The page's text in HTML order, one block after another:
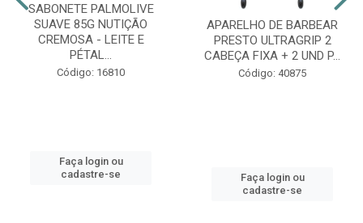
SABONETE PALMOLIVE
SUAVE 85G NUTIÇÃO
CREMOSA - LEITE E
PÉTAL...
Código: 16810
Faça login ou
cadastre-se
APARELHO DE BARBEAR
PRESTO ULTRAGRIP 2
CABEÇA FIXA + 2 UND P...
Código: 40875
Faça login ou
cadastre-se